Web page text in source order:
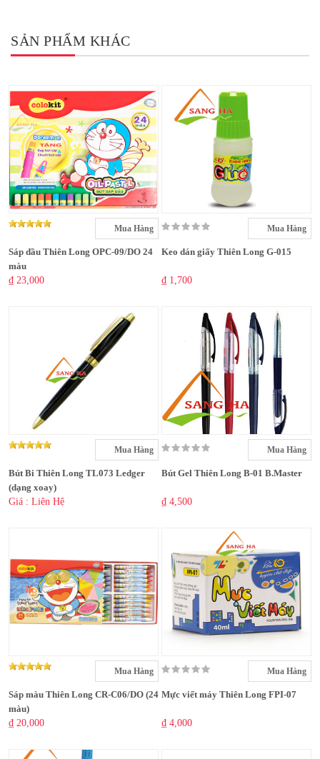
SẢN PHẨM KHÁC
Mua Hàng
Sáp dầu Thiên Long OPC-09/DO 24
màu
₫ 23,000
Mua Hàng
Keo dán giấy Thiên Long G-015
₫ 1,700
Mua Hàng
Bút Bi Thiên Long TL073 Ledger
(dạng xoay)
Giá : Liên Hệ
Mua Hàng
Bút Gel Thiên Long B-01 B.Master
₫ 4,500
Mua Hàng
Sáp màu Thiên Long CR-C06/DO (24
màu)
₫ 20,000
Mua Hàng
Mực viết máy Thiên Long FPI-07
₫ 4,000